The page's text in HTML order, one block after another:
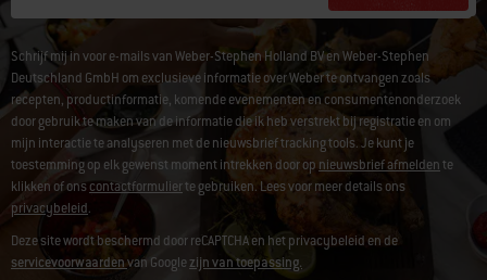
Schrijf mij in voor e-mails van Weber-Stephen Holland BV en Weber-Stephen
Deutschland GmbH om exclusieve informatie over Weber te ontvangen zoals
recepten, productinformatie, komende evenementen en consumentenonderzoek
door gebruik te maken van de informatie die ik heb verstrekt bij registratie en om
mijn interactie te analyseren met de nieuwsbrief tracking tools. Je kunt je
toestemming op elk gewenst moment intrekken door op nieuwsbrief afmeldente
klikken of onscontactformulierte gebruiken. Lees voor meer details ons
privacybeleid.
Deze site wordt beschermd door reCAPTCHA en het privacybeleid en de
servicevoorwaardenvan Googlezijn van toepassing.